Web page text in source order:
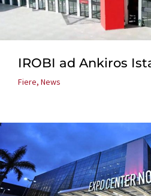
IROBI ad Ankiros
Fiere, News